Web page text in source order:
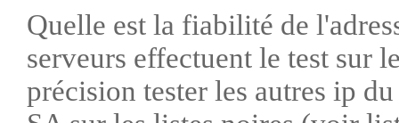
Quelle est la fiabilité de
serveurs effectuent le test sur
précision tester les autres ip